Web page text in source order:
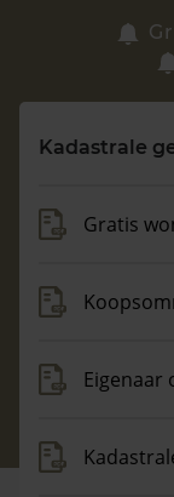
Zoek een
Maandag t/m
Kadastrale
Gratis
Eigenaar